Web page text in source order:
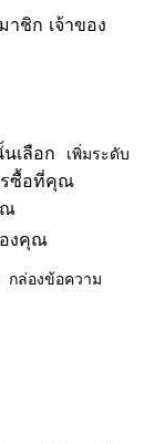
ชิก เจ้าของ
เลือก
เพิ่มระดับ
ซื้อที่คุณ
ณ
งคุณ
กล่องข้อความ